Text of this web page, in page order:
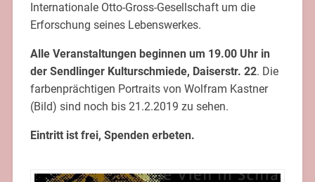
Internationale Otto-Gross-Gesellschaft um die
Erforschung seines Lebenswerkes.
Alle Veranstaltungen beginnen um 19.00 Uhr in
der Sendlinger Kulturschmiede, Daiserstr. 22. Die
farbenprächtigen Portraits von Wolfram Kastner
(Bild) sind noch bis 21.2.2019 zu sehen.
Eintritt ist frei, Spenden erbeten.